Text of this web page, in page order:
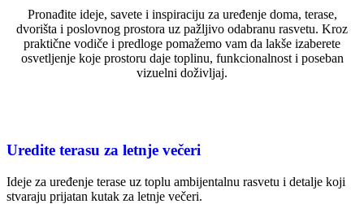
Pronađite ideje, savete i inspiraciju za uređenje doma, terase,
dvorišta i poslovnog prostora uz pažljivo odabranu rasvetu. Kroz
praktične vodiče i predloge pomažemo vam da lakše izaberete
osvetljenje koje prostoru daje toplinu, funkcionalnost i poseban
vizuelni doživljaj.
Uredite terasu za letnje večeri
Ideje za uređenje terase uz toplu ambijentalnu rasvetu i detalje koji
stvaraju prijatan kutak za letnje večeri.